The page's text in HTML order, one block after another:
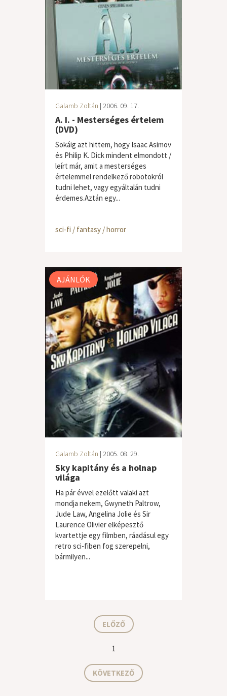
Galamb Zoltán | 2006. 09. 17.
A. I. - Mesterséges értelem
(DVD)
Sokáig azt hittem, hogy Isaac Asimov
és Philip K. Dick mindent elmondott /
leírt már, amit a mesterséges
értelemmel rendelkező robotokról
tudni lehet, vagy egyáltalán tudni
érdemes.Aztán egy...
sci-fi / fantasy / horror
AJÁNLÓK
Galamb Zoltán | 2005. 08. 29.
Sky kapitány és a holnap
világa
Ha pár évvel ezelőtt valaki azt
mondja nekem, Gwyneth Paltrow,
Jude Law, Angelina Jolie és Sir
Laurence Olivier elképesztő
kvartettje egy filmben, ráadásul egy
retro sci-fiben fog szerepelni,
bármilyen...
ELŐZŐ
1
KÖVETKEZŐ